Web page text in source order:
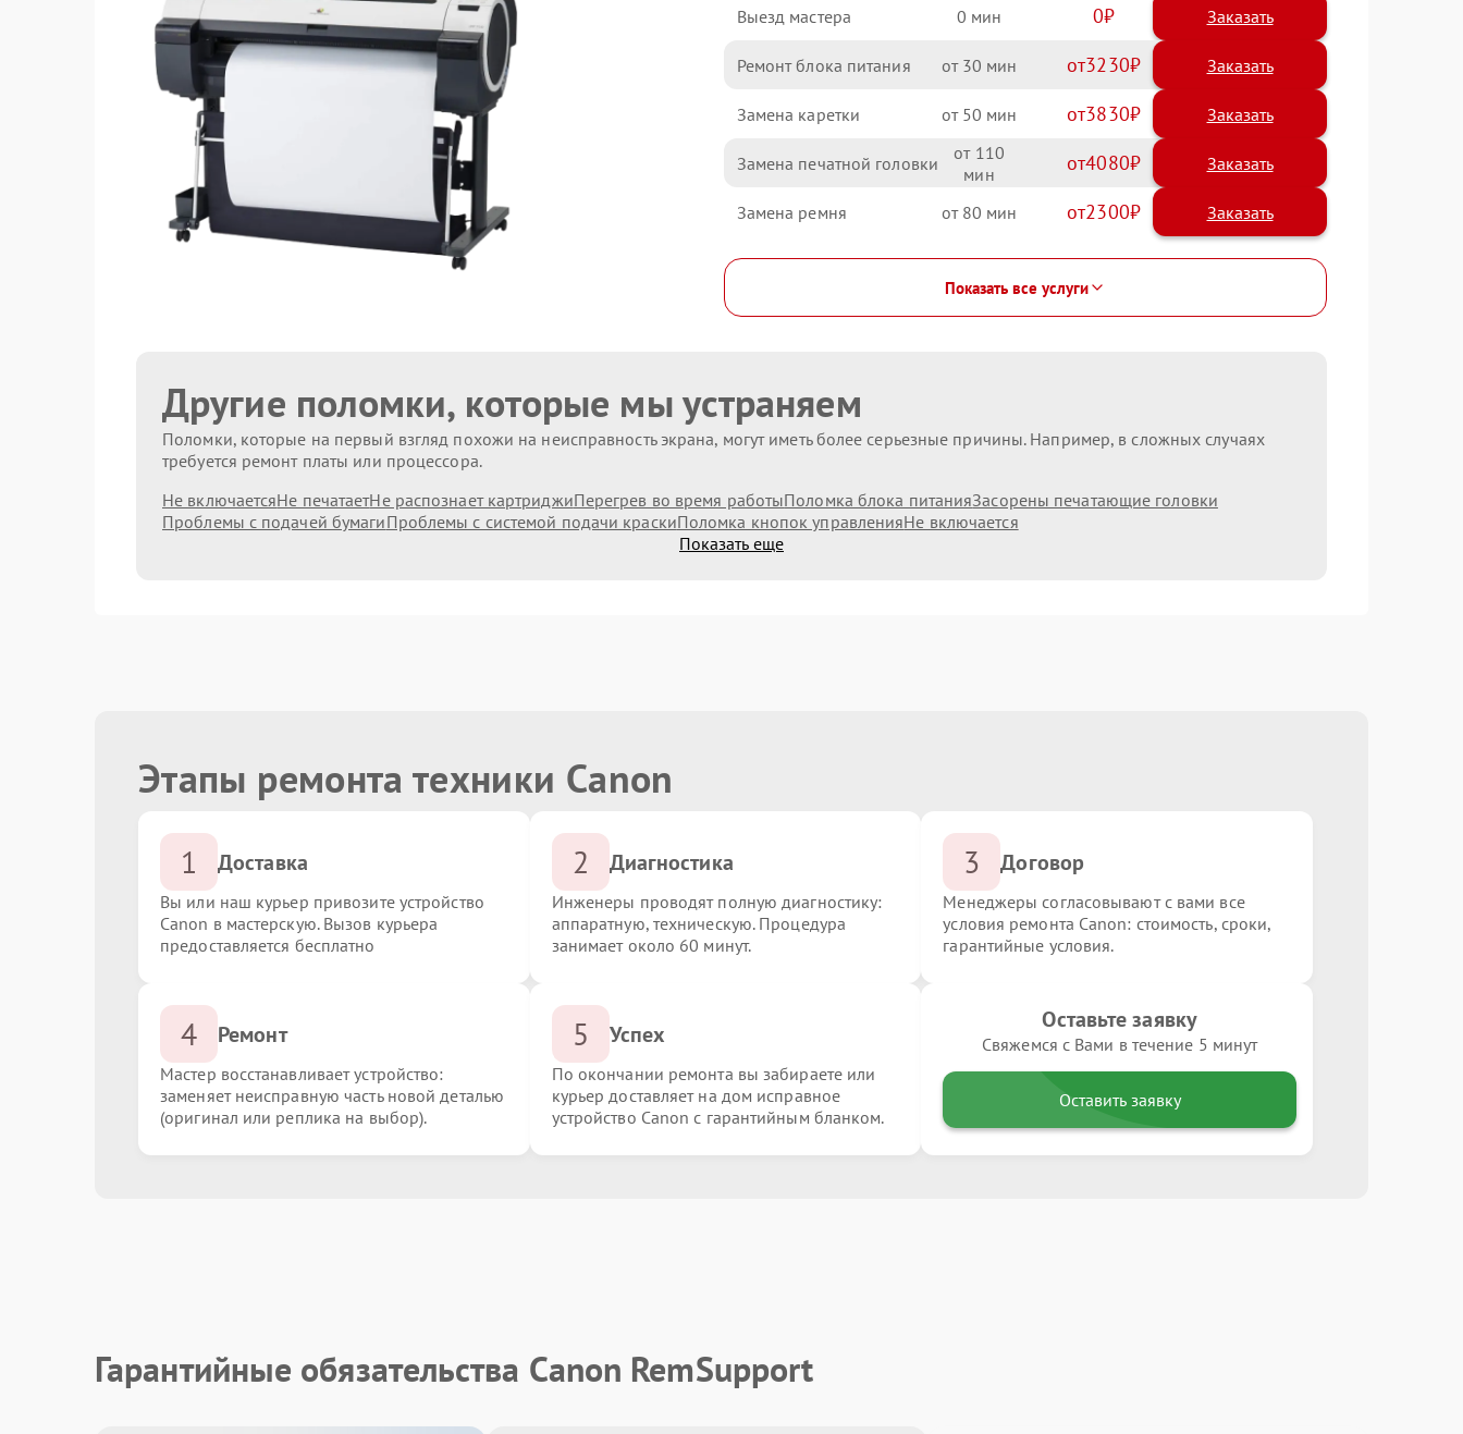
Выезд мастера 0 0 Заказать
Ремонт блока питания 30 3230
Замена каретки 50 3830
Замена печатной головки 110 4080
Замена ремня 80 2300
Показать все услуги
Другие поломки, которые мы устраняем
Поломки, которые на первый взгляд похожи на неисправность экрана, могут иметь более серьезные причины. Например, в сложных случаях
требуется ремонт платы или процессора.
Не включаетсяНе печатаетНе распознает картриджиПерегрев во время работыПоломка блока питанияЗасорены печатающие головки
Проблемы с подачей бумагиПроблемы с системой подачи краскиПоломка кнопок управленияНе включается
Показать еще
Этапы ремонта техники Canon
1 Доставка
Вы или наш курьер привозите устройство
Canon в мастерскую. Вызов курьера
предоставляется бесплатно
2 Диагностика
Инженеры проводят полную диагностику:
аппаратную, техническую. Процедура
занимает около 60 минут.
3 Договор
Менеджеры согласовывают с вами все
условия ремонта Canon: стоимость, сроки,
гарантийные условия.
4 Ремонт
Мастер восстанавливает устройство:
заменяет неисправную часть новой деталью
(оригинал или реплика на выбор).
5 Успех
По окончании ремонта вы забираете или
курьер доставляет на дом исправное
устройство Canon с гарантийным бланком.
Оставьте заявку
Свяжемся с Вами в течение 5 минут
Оставить заявку
Гарантийные обязательства Canon RemSupport